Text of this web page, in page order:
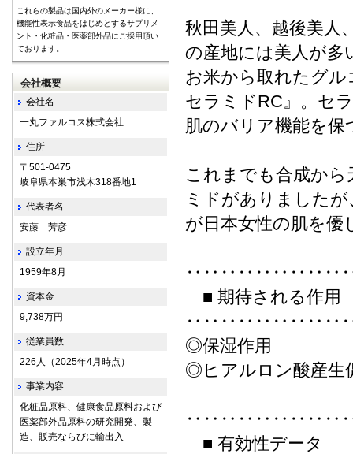
秋田美人、越後美人
の産地には美人が多
お米から取れたグ
セラミドRC』。セ
肌のバリア機能を保
これまでも合成か
ミドがありました
が日本女性の肌を優
■ 期待される作用
◎保湿作用
◎ヒアルロン酸産生
■ 有効性データ
これらの製品は国内外のメーカー様に、
機能性表示食品をはじめとするサプリメ
ント・化粧品・医薬部外品にご採用頂い
ております。
会社概要
会社名
一丸ファルコス株式会社
住所
〒501-0475
岐阜県本巣市浅木318番地1
代表者名
安藤 芳彦
設立年月
1959年8月
資本金
9,738万円
従業員数
226人（2025年4月時点）
事業内容
化粧品原料、健康食品原料および
医薬部外品原料の研究開発、製
造、販売ならびに輸出入